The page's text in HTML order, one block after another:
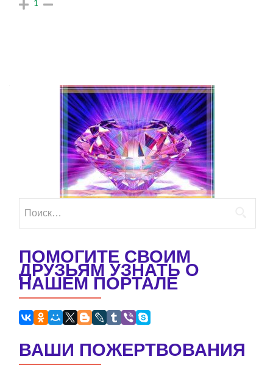
1
ПОМОГИТЕ СВОИМ
ДРУЗЬЯМ УЗНАТЬ О
НАШЕМ ПОРТАЛЕ
ВАШИ ПОЖЕРТВОВАНИЯ